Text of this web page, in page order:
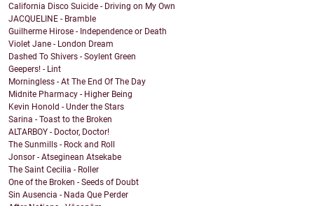
California Disco Suicide - Driving on My Own
JACQUELINE - Bramble
Guilherme Hirose - Independence or Death
Violet Jane - London Dream
Dashed To Shivers - Soylent Green
Geepers! - Lint
Morningless - At The End Of The Day
Midnite Pharmacy - Higher Being
Kevin Honold - Under the Stars
Sarina - Toast to the Broken
ALTARBOY - Doctor, Doctor!
The Sunmills - Rock and Roll
Jonsor - Atseginean Atsekabe
The Saint Cecilia - Roller
One of the Broken - Seeds of Doubt
Sin Ausencia - Nada Que Perder